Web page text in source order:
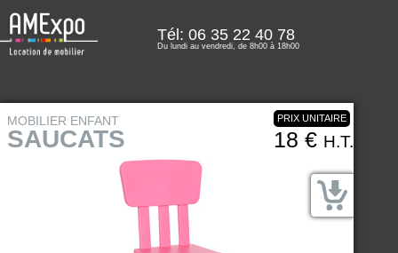
Tél: 06 35 22 40 78
Du lundi au vendredi, de 8h00 à 18h00
MOBILIER ENFANT
SAUCATS
PRIX UNITAIRE
18 € H.T.